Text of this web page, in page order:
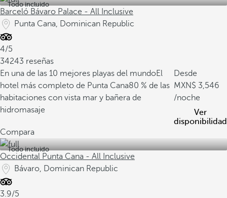
Todo incluido
Barceló Bávaro Palace - All Inclusive
Punta Cana, Dominican Republic
4/5
34243 reseñas
En una de las 10 mejores playas del mundoEl
hotel más completo de Punta Cana80 % de las
habitaciones con vista mar y bañera de
hidromasaje
Desde
3,546
/noche
Ver
disponibilidad
Compara
Todo incluido
Occidental Punta Cana - All Inclusive
Bávaro, Dominican Republic
3.9/5